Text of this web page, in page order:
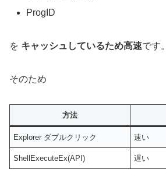
ProgID
を キャッシュしているため高速です。
そのため
方法
Explorer ダブルクリック 速い
ShellExecuteEx(API) 遅い